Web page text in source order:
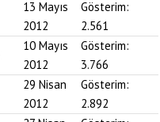
13 Mayıs
2012
Gösterim:
2.561
10 Mayıs
2012
Gösterim:
3.766
29 Nisan
2012
Gösterim:
2.892